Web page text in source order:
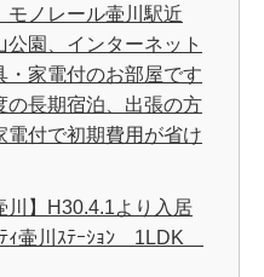
モノレール壷川駅近
公園、インターネット
・家電付のお部屋です
長期宿泊、出張の方
電付で初期費用が省け
川】H30.4.1より入居
ｨ壷川ｽﾃｰｼｮﾝ 1LDK